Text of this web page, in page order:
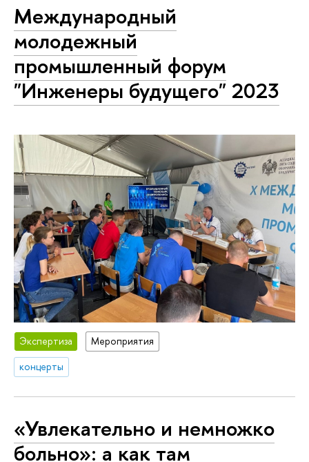
Международный
молодежный
промышленный форум
"Инженеры будущего" 2023
Экспертиза
Мероприятия
концерты
«Увлекательно и немножко
больно»: а как там